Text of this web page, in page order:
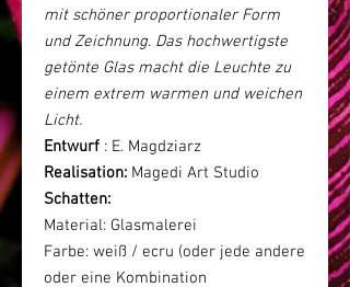
mit schöner proportionaler Form
und Zeichnung. Das hochwertigste
getönte Glas macht die Leuchte zu
einem extrem warmen und weichen
Licht.
Entwurf : E. Magdziarz
Realisation: Magedi Art Studio
Schatten:
Material: Glasmalerei
Farbe: weiß / ecru (oder jede andere
oder eine Kombination